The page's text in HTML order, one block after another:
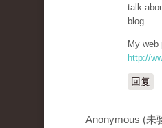
talk
blog.
My web
http://
回复
Anonymous (未